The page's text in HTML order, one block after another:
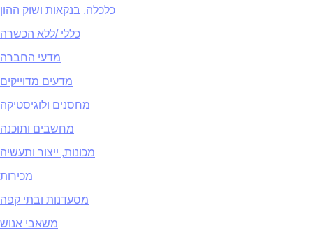
כלכלה, בנקאות ושוק ההון
כללי /ללא הכשרה
מדעי החברה
מדעים מדוייקים
מחסנים ולוגיסטיקה
מחשבים ותוכנה
מכונות, ייצור ותעשיה
מכירות
מסעדנות ובתי קפה
משאבי אנוש